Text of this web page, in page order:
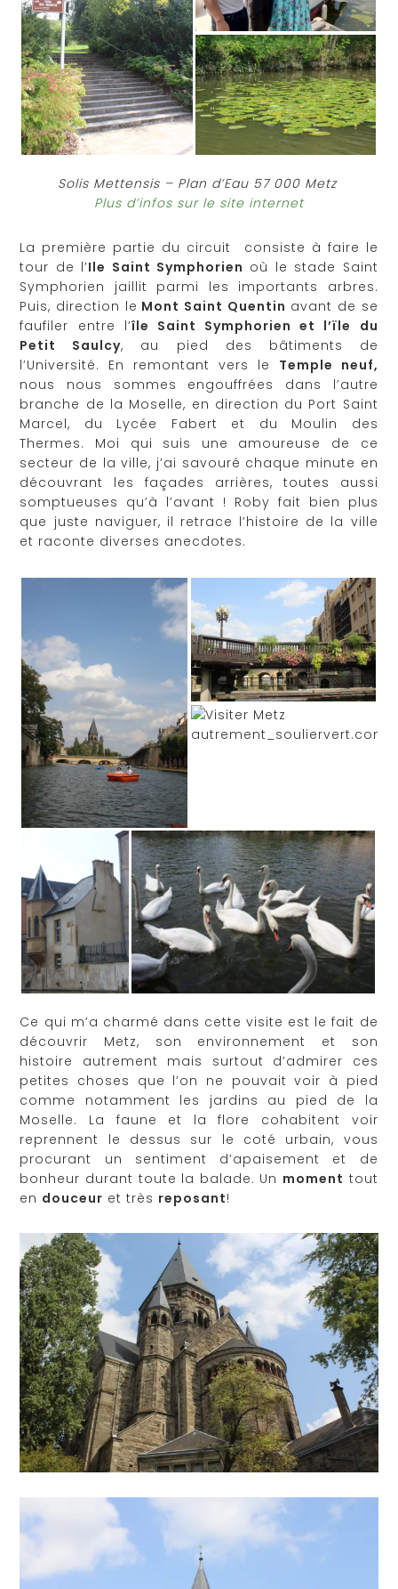
Solis Mettensis – Plan d’Eau 57 000 Metz
Plus d’infos sur le site internet
La première partie du circuit consiste à faire le
tour de l’Ile Saint Symphorien où le stade Saint
Symphorien jaillit parmi les importants arbres.
Puis, direction le Mont Saint Quentin avant de se
faufiler entre l’île Saint Symphorien et l’ïle du
Petit Saulcy, au pied des bâtiments de
l’Université. En remontant vers le Temple neuf,
nous nous sommes engouffrées dans l’autre
branche de la Moselle, en direction du Port Saint
Marcel, du Lycée Fabert et du Moulin des
Thermes. Moi qui suis une amoureuse de ce
secteur de la ville, j’ai savouré chaque minute en
découvrant les façades arrières, toutes aussi
somptueuses qu’à l’avant ! Roby fait bien plus
que juste naviguer, il retrace l’histoire de la ville
et raconte diverses anecdotes.
Ce qui m’a charmé dans cette visite est le fait de
découvrir Metz, son environnement et son
histoire autrement mais surtout d’admirer ces
petites choses que l’on ne pouvait voir à pied
comme notamment les jardins au pied de la
Moselle. La faune et la flore cohabitent voir
reprennent le dessus sur le coté urbain, vous
procurant un sentiment d’apaisement et de
bonheur durant toute la balade. Un moment tout
en douceur et très reposant!